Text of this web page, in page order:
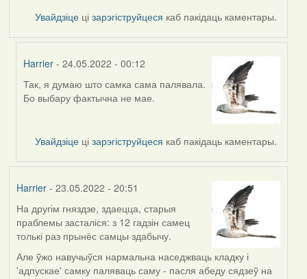
Увайдзіце цізарэгіструйцеся каб пакідаць каментары.
Harrier - 24.05.2022 - 00:12
In
reply
Lighty
Так, я думаю што самка сама палявала.
Бо выбару фактычна не мае.
Увайдзіце цізарэгіструйцеся каб пакідаць каментары.
Harrier- 23.05.2022 - 20:51
На другім гняздзе, здаецца, старыя
праблемы засталіся: з 12 гадзін самец
толькі раз прынёс самцы здабычу.
Але ўжо навучыўся нармальна наседжваць кладку і
'адпускае' самку паляваць саму - пасля абеду сядзеў на